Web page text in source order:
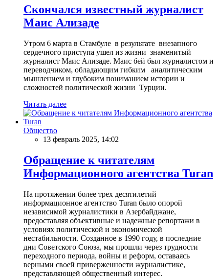
Скончался известный журналист
Маис Ализаде
Утром 6 марта в Стамбуле в результате внезапного
сердечного приступа ушел из жизни знаменитый
журналист Маис Ализаде. Маис бей был журналистом и
переводчиком, обладающим гибким аналитическим
мышлением и глубоким пониманием истории и
сложностей политической жизни Турции.
Читать далее
Общество
13 февраль 2025, 14:02
Обращение к читателям
Информационного агентства Turan
На протяжении более трех десятилетий
информационное агентство Turan было опорой
независимой журналистики в Азербайджане,
предоставляя объективные и надежные репортажи в
условиях политической и экономической
нестабильности. Созданное в 1990 году, в последние
дни Советского Союза, мы прошли через трудности
переходного периода, войны и реформ, оставаясь
верными своей приверженности журналистике,
представляющей общественный интерес.